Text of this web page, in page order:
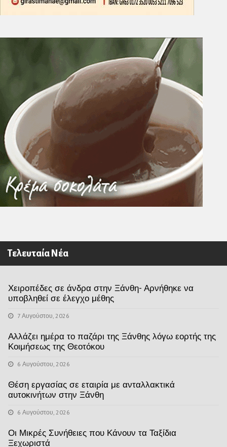
Τελευταία Νέα
Χειροπέδες σε άνδρα στην Ξάνθη- Αρνήθηκε να
υποβληθεί σε έλεγχο μέθης
7 Αυγούστου, 2026
Αλλάζει ημέρα το παζάρι της Ξάνθης λόγω εορτής της
Κοιμήσεως της Θεοτόκου
6 Αυγούστου, 2026
Θέση εργασίας σε εταιρία με ανταλλακτικά
αυτοκινήτων στην Ξάνθη
6 Αυγούστου, 2026
Οι Μικρές Συνήθειες που Κάνουν τα Ταξίδια
Ξεχωριστά